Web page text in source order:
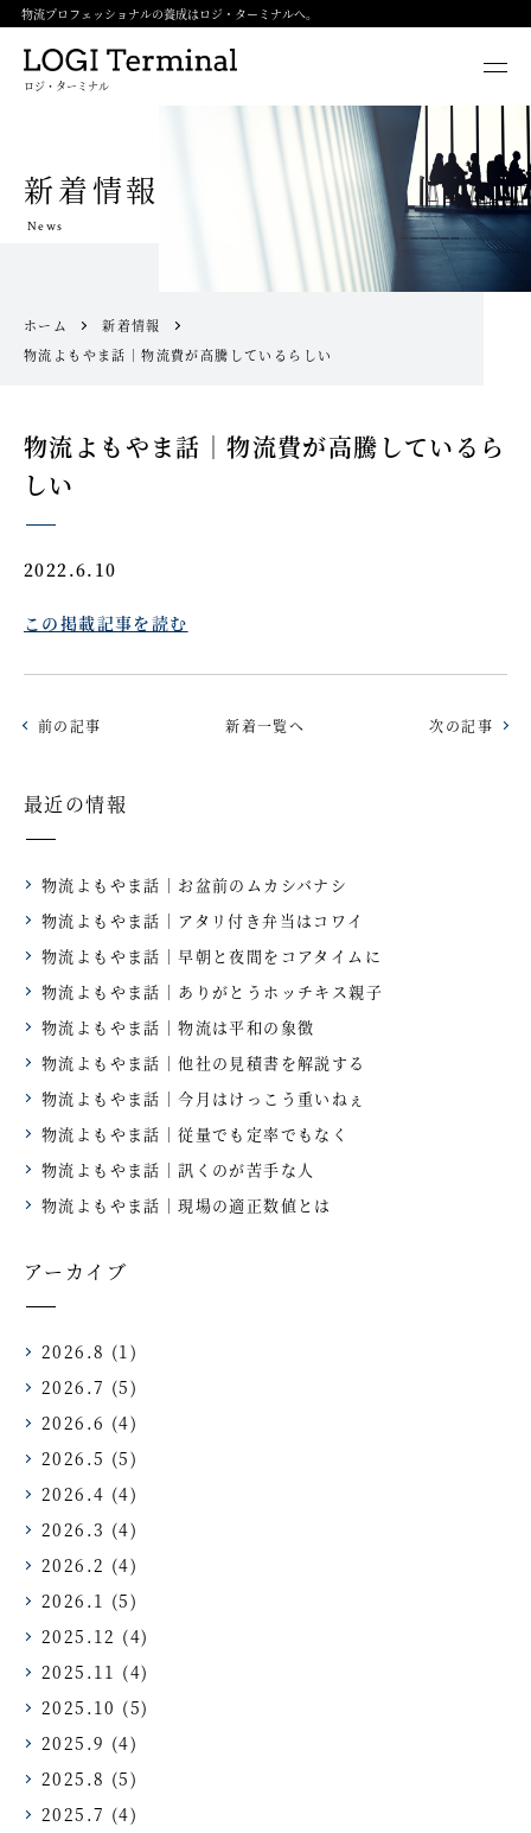
物流プロフェッショナルの養成はロジ・ターミナルへ。
ロジ・ターミナル
新着情報
News
ホーム
新着情報
物流よもやま話｜物流費が高騰しているらしい
物流よもやま話｜物流費が高騰しているら
しい
2022.6.10
この掲載記事を読む
前の記事 新着一覧へ 次の記事
最近の情報
物流よもやま話｜お盆前のムカシバナシ
物流よもやま話｜アタリ付き弁当はコワイ
物流よもやま話｜早朝と夜間をコアタイムに
物流よもやま話｜ありがとうホッチキス親子
物流よもやま話｜物流は平和の象徴
物流よもやま話｜他社の見積書を解説する
物流よもやま話｜今月はけっこう重いねぇ
物流よもやま話｜従量でも定率でもなく
物流よもやま話｜訊くのが苦手な人
物流よもやま話｜現場の適正数値とは
アーカイブ
2026.8 (1)
2026.7 (5)
2026.6 (4)
2026.5 (5)
2026.4 (4)
2026.3 (4)
2026.2 (4)
2026.1 (5)
2025.12 (4)
2025.11 (4)
2025.10 (5)
2025.9 (4)
2025.8 (5)
2025.7 (4)